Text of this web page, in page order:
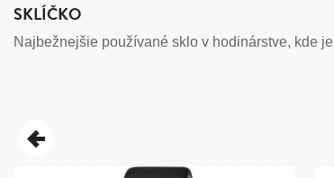
SKLÍČKO
Najbežnejšie používané sklo v hodinárstve, kde